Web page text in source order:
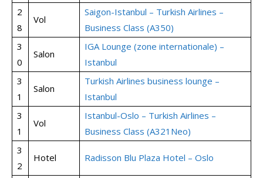
2
8
Vol
Saigon-Istanbul – Turkish Airlines –
Business Class (A350)
3
0
Salon
IGA Lounge (zone internationale) –
Istanbul
3
1
Salon
Turkish Airlines business lounge –
Istanbul
3
1
Vol
Istanbul-Oslo – Turkish Airlines –
Business Class (A321Neo)
3
2
Hotel Radisson Blu Plaza Hotel – Oslo